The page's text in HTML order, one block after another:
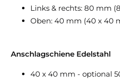
Links & rechts: 80 mm
Oben: 40 mm (40 x 40
Anschlagschiene Edelstahl
40 x 40 mm - optional